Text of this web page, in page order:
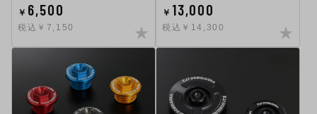
￥ 6,500
税込￥7,150
￥ 13,000
税込￥14,300